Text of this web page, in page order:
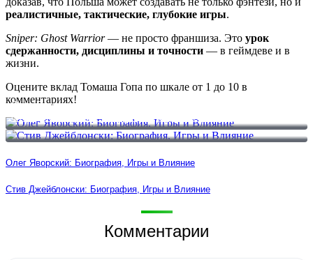
реалистичные, тактические, глубокие игры.
Sniper: Ghost Warrior— не просто франшиза. Это урок
сдержанности, дисциплины и точности — в геймдеве и в
жизни.
Оцените вклад Томаша Гопа по шкале от 1 до 10 в
комментариях!
Олег Яворский: Биография, Игры и Влияние
Стив Джейблонски: Биография, Игры и Влияние
Олег Яворский: Биография, Игры и Влияние
Стив Джейблонски: Биография, Игры и Влияние
Комментарии